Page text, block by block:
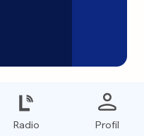
Radio Profil